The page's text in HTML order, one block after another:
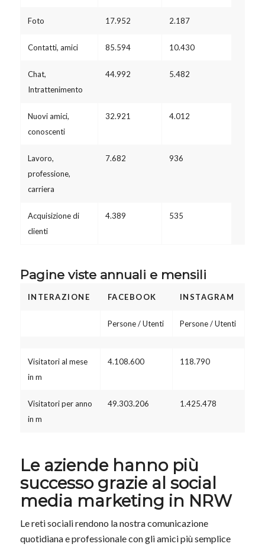
Foto 17.952 2.187
Contatti, amici 85.594 10.430
Chat,
Intrattenimento
44.992 5.482
Nuovi amici,
conoscenti
32.921 4.012
Lavoro,
professione,
carriera
7.682 936
Acquisizione di
clienti
4.389 535
Pagine viste annuali e mensili
INTERAZIONE FACEBOOK INSTAGRAM
Persone / Utenti Persone / Utenti
Visitatori al mese
in m
4.108.600 118.790
Visitatori per anno
in m
49.303.206 1.425.478
Le aziende hanno più
successo grazie al social
media marketing in NRW
Le reti sociali rendono la nostra comunicazione
quotidiana e professionale con gli amici più semplice